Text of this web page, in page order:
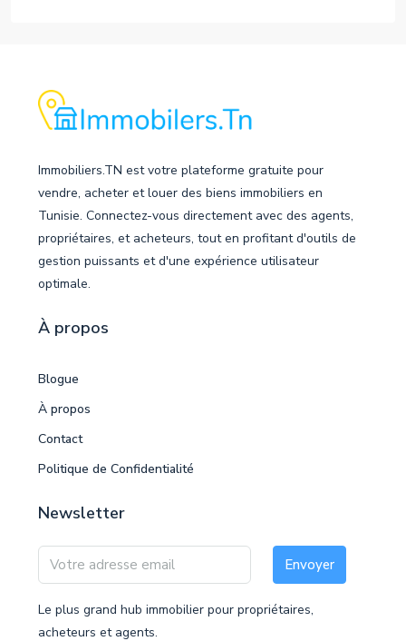
Immobiliers.TN est votre plateforme gratuite pour
vendre, acheter et louer des biens immobiliers en
Tunisie. Connectez-vous directement avec des agents,
propriétaires, et acheteurs, tout en profitant d'outils de
gestion puissants et d'une expérience utilisateur
optimale.
À propos
Blogue
À propos
Contact
Politique de Confidentialité
Newsletter
Envoyer
Le plus grand hub immobilier pour propriétaires,
acheteurs et agents.